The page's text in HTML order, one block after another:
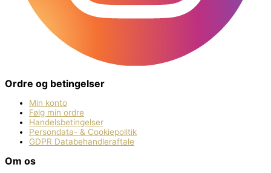
Ordre og betingelser
Min konto
Følg min ordre
Handelsbetingelser
Persondata- & Cookiepolitik
GDPR Databehandleraftale
Om os